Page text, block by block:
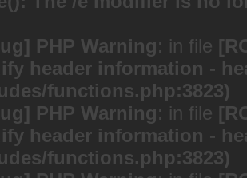
PHP Warning: in file
header information -
functions.php:3823)
PHP Warning: in file
header information -
functions.php:3823)